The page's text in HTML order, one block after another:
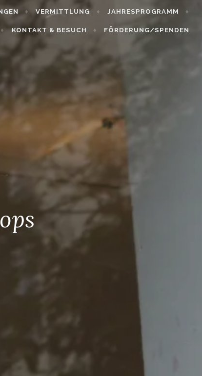
VERMITTLUNG JAHRESPROGRAMM
KONTAKT & BESUCH FÖRDERUNG/SPENDEN